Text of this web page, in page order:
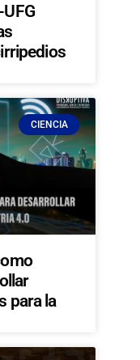
CIENCIA
para la